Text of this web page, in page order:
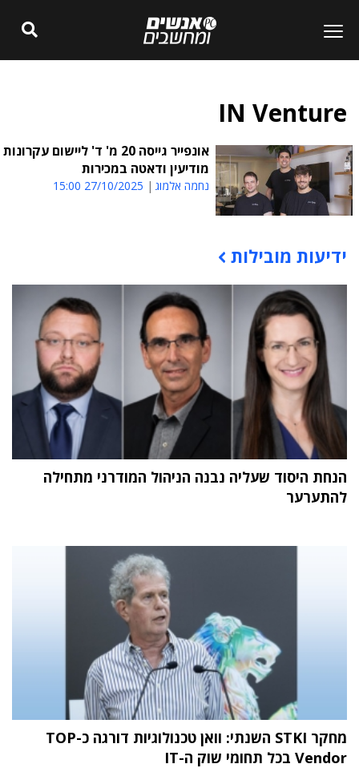
IN Venture
אונפייר גייסה 20 מ' ד' ליישום עקרונות
מודיעין ודאטה במכירות
נחמה אלמוג 27/10/2025 15:00
תוכן פרסומי
ידיעות מובילות
הנחת היסוד שעליה נבנה הניהול המודרני מתחילה
להתערער
מחקר STKI השנתי: וואן טכנולוגיות דורגה כ-TOP
Vendor בכל תחומי שוק ה-IT